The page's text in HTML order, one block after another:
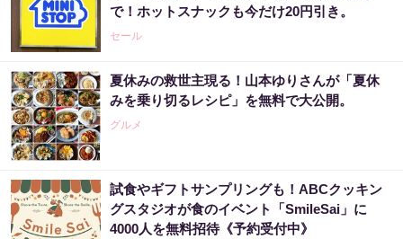
で！ホットスナックも今だけ20円引き。
セール
夏休みの救世主現る！山本ゆりさんが「夏休
みを乗り切るレシピ」を無料で大公開。
グルメ
試食やギフトサンプリングも！ABCクッキン
グスタジオが食のイベント「SmileSai」に
4000人を無料招待《予約受付中》